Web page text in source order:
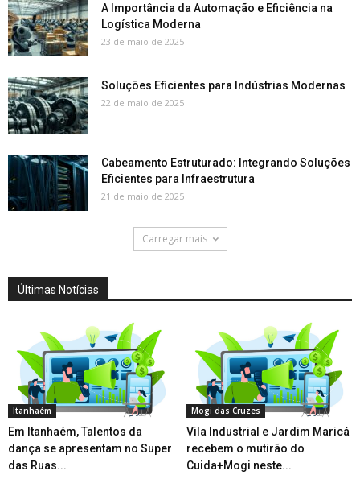
A Importância da Automação e Eficiência na
Logística Moderna
23 de maio de 2025
Soluções Eficientes para Indústrias Modernas
22 de maio de 2025
Cabeamento Estruturado: Integrando Soluções
Eficientes para Infraestrutura
21 de maio de 2025
Carregar mais
Últimas Notícias
Itanhaém
Em Itanhaém, Talentos da
dança se apresentam no Super
das Ruas...
Mogi das Cruzes
Vila Industrial e Jardim Maricá
recebem o mutirão do
Cuida+Mogi neste...